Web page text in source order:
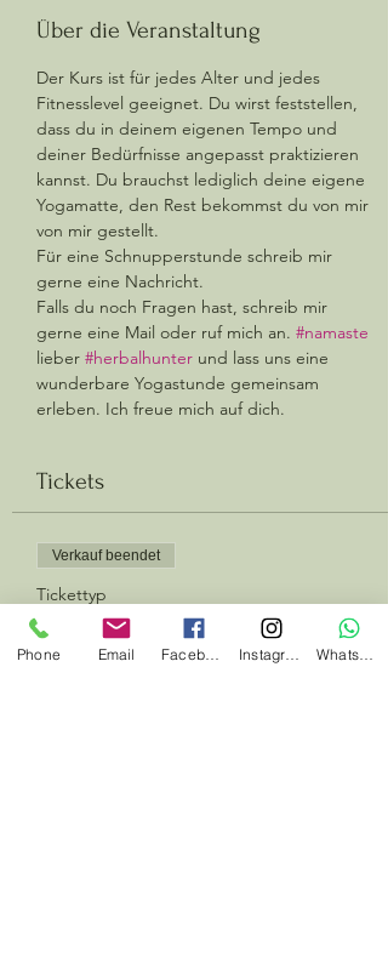
Über die Veranstaltung
Der Kurs ist für jedes Alter und jedes
Fitnesslevel geeignet. Du wirst feststellen,
dass du in deinem eigenen Tempo und
deiner Bedürfnisse angepasst praktizieren
kannst. Du brauchst lediglich deine eigene
Yogamatte, den Rest bekommst du von mir
von mir gestellt.
Für eine Schnupperstunde schreib mir
gerne eine Nachricht.
Falls du noch Fragen hast, schreib mir
gerne eine Mail oder ruf mich an. #namaste
lieber #herbalhunter und lass uns eine
wunderbare Yogastunde gemeinsam
erleben. Ich freue mich auf dich.
Tickets
Verkauf beendet
Tickettyp
Yogaclass
Phone Email